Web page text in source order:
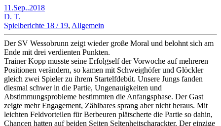
11.Sep..2018
D. T.
Spielberichte 18 / 19, Allgemein
Der SV Wessobrunn zeigt wieder große Moral und belohnt sich am
Ende mit drei verdienten Punkten.
Trainer Kopp musste seine Erfolgself der Vorwoche auf mehreren
Positionen verändern, so kamen mit Schweighöfer und Glöckler
gleich zwei Spieler zu ihrem Startelfdebüt. Unsere Jungs fanden
diesmal schwer in die Partie, Ungenauigkeiten und
Abstimmungsprobleme bestimmten die Anfangsphase. Der Gast
zeigte mehr Engagement, Zählbares sprang aber nicht heraus. Mit
leichten Feldvorteilen für Berbeuren plätscherte die Partie so dahin,
Chancen hatten auf beiden Seiten Seltenheitscharackter. Der einzige